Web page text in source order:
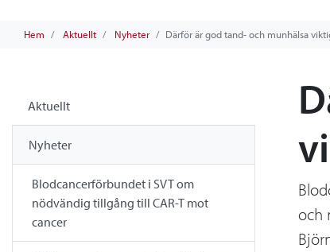
Hem Aktuellt Nyheter Därför är god tand- och munhälsa
Aktuellt
Nyheter
Blodcancerförbundet i SVT om
nödvändig tillgång till CAR-T mot
cancer
och